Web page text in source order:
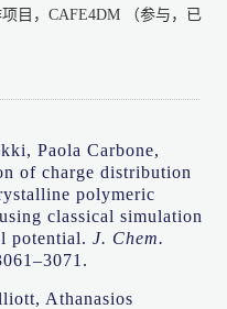
目，CAFE4DM （参与，已
Paola Carbone,
of charge distribution
polymeric
classical simulation
potential. J. Chem.
Athanasios